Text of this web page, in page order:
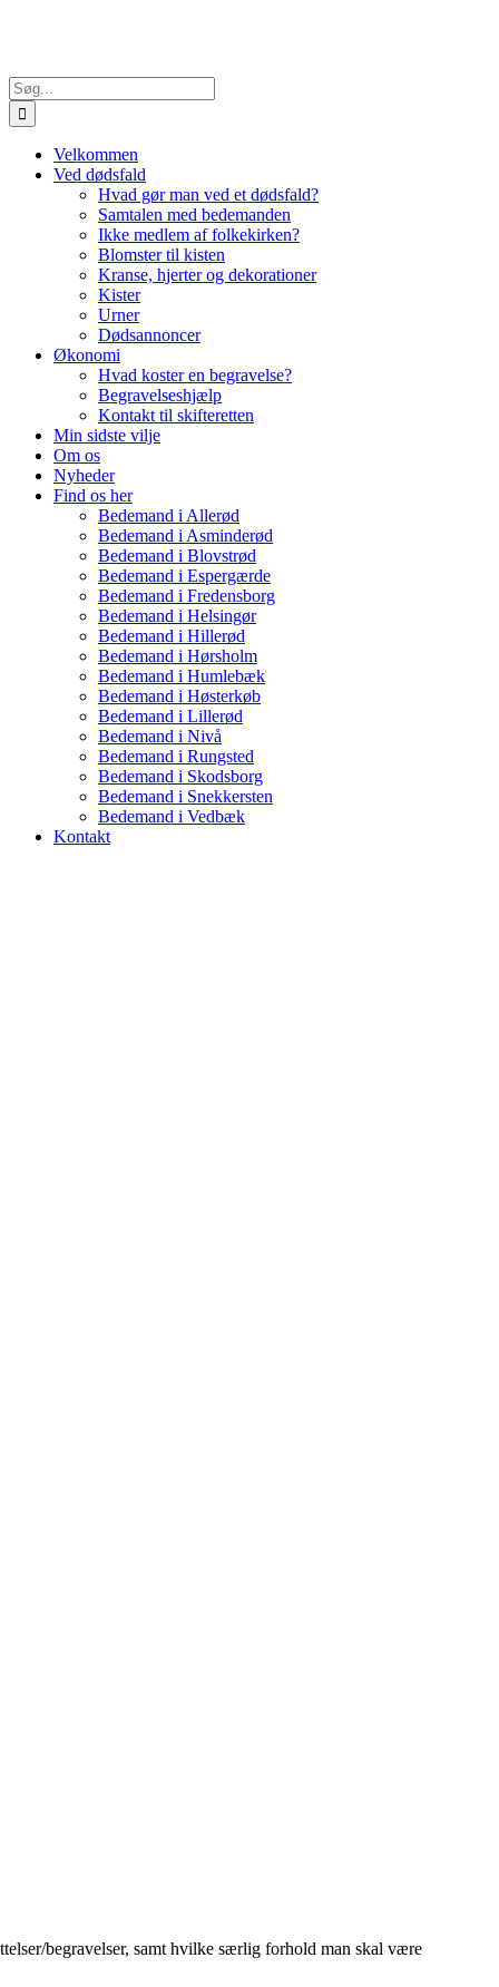
Søg
efter:
Velkommen
Ved dødsfald
Hvad gør man ved et dødsfald?
Samtalen med bedemanden
Ikke medlem af folkekirken?
Blomster til kisten
Kranse, hjerter og dekorationer
Kister
Urner
Dødsannoncer
Økonomi
Hvad koster en begravelse?
Begravelseshjælp
Kontakt til skifteretten
Min sidste vilje
Om os
Nyheder
Find os her
Bedemand i Allerød
Bedemand i Asminderød
Bedemand i Blovstrød
Bedemand i Espergærde
Bedemand i Fredensborg
Bedemand i Helsingør
Bedemand i Hillerød
Bedemand i Hørsholm
Bedemand i Humlebæk
Bedemand i Høsterkøb
Bedemand i Lillerød
Bedemand i Nivå
Bedemand i Rungsted
Bedemand i Skodsborg
Bedemand i Snekkersten
Bedemand i Vedbæk
Kontakt
begravelser, samt hvilke særlig forhold man skal være